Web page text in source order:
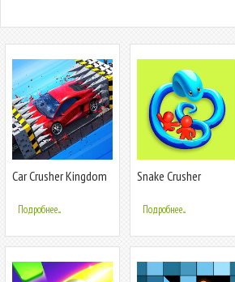
Car Crusher Kingdom
Подробнее...
Snake Crusher
Подробнее...